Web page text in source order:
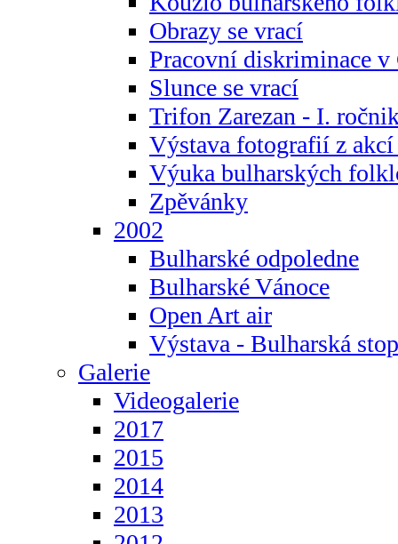
Obrazy se vrací
Pracovní diskriminace
Slunce se vrací
Trifon Zarezan - I.
Výstava fotografií z akcí
Výuka bulharských
Zpěvánky
2002
Bulharské odpoledne
Bulharské Vánoce
Open Art air
Výstava - Bulharská
Galerie
Videogalerie
2017
2015
2014
2013